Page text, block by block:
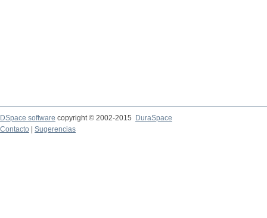
DSpace software copyright © 2002-2015
DuraSpace
Contacto
Sugerencias